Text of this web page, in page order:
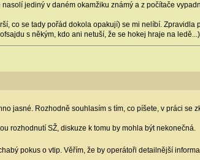
jediný v daném okamžiku známý a z počítače
co se tady pořád dokola opakují) se mi nelíbí.
s někým, kdo ani netuší, že se hokej hraje na
jasné. Rozhodně souhlasím s tím, co píšete, v práci se
rozhodnutí SŽ, diskuze k tomu by mohla být nekonečná.
pokus o vtip. Věřím, že by operátoři detailnější